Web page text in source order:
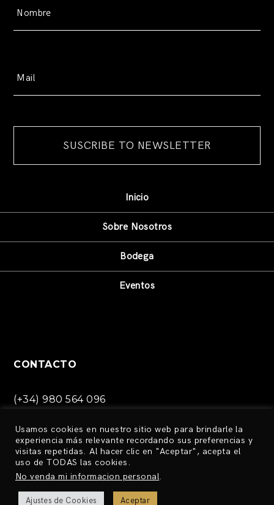
Inicio
Sobre Nosotros
Bodega
Eventos
CONTACTO
(+34) 980 564 096
Ctra. Medina de Rioseco,
S/N Toro, Zamora (España)
Usamos cookies en nuestro sitio web para brindarle la
experiencia más relevante recordando sus preferencias y
visitas repetidas. Al hacer clic en "Aceptar", acepta el
uso de TODAS las cookies.
No venda mi informacion personal.
Ajustes de Cookies Aceptar